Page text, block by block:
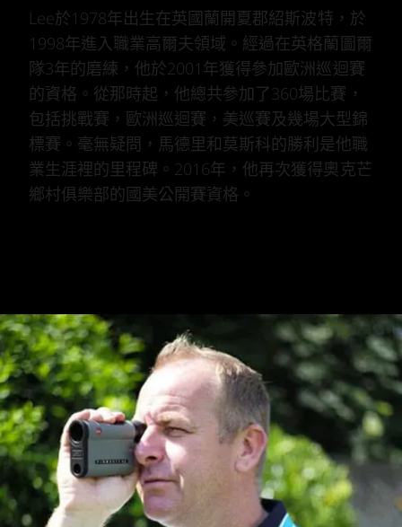
Lee於1978年出生在英國蘭開夏郡紹斯波特，於
1998年進入職業高爾夫領域。經過在英格蘭圖爾
隊3年的磨練，他於2001年獲得參加歐洲巡迴賽
的資格。從那時起，他總共參加了360場比賽，
包括挑戰賽，歐洲巡迴賽，美巡賽及幾場大型錦
標賽。毫無疑問，馬德里和莫斯科的勝利是他職
業生涯裡的里程碑。2016年，他再次獲得奧克芒
鄉村俱樂部的國美公開賽資格。